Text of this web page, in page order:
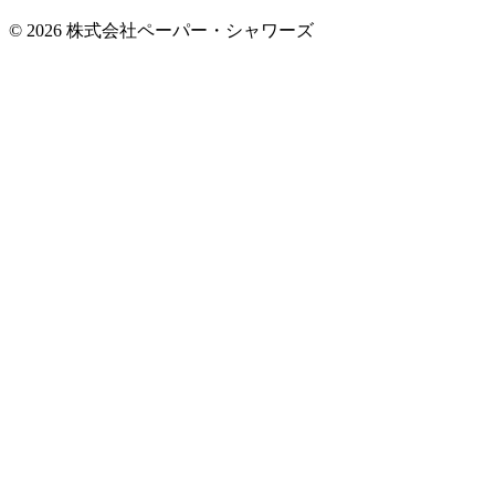
© 2026 株式会社ペーパー・シャワーズ